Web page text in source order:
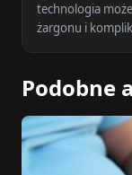
technologia
żargonu i
Podobne